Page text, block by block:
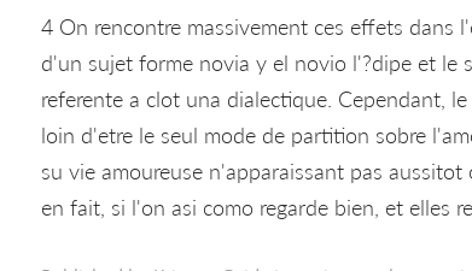
4 On rencontre massivement ces effets dans
d'un sujet forme novia y el novio l'?dipe et le
referente a clot una dialectique. Cependant,
loin d'etre le seul mode de partition sobre
su vie amoureuse n'apparaissant pas
en fait, si l'on asi­ como regarde bien, et elles